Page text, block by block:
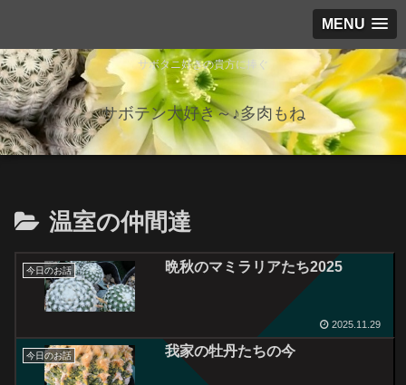
MENU
サボタニ好きの貴方に捧ぐ
サボテン大好き～♪多肉もね
温室の仲間達
今日のお話 晩秋のマミラリアたち2025
2025.11.29
今日のお話 我家の牡丹たちの今